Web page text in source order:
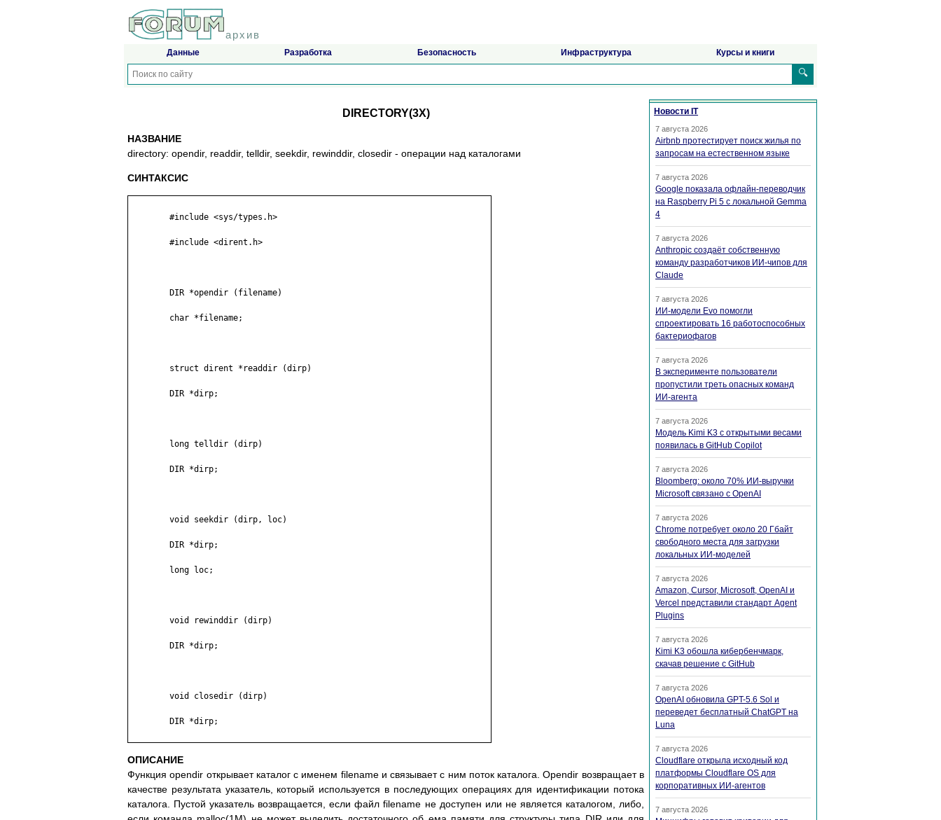
архив
Данные Разработка Безопасность Инфраструктура Курсы и книги
🔍
DIRECTORY(3X)
НАЗВАНИЕ
directory: opendir, readdir, telldir, seekdir, rewinddir, closedir - операции над каталогами
СИНТАКСИС
ОПИСАНИЕ
Функция opendir открывает каталог с именем filename и связывает с ним поток каталога. Opendir возвращает в
качестве результата указатель, который используется в последующих операциях для идентификации потока
каталога. Пустой указатель возвращается, если файл filename не доступен или не является каталогом, либо,
Новости IT
7 августа 2026
Airbnb протестирует поиск жилья по
запросам на естественном языке
7 августа 2026
Google показала офлайн-переводчик
на Raspberry Pi 5 с локальной Gemma
4
7 августа 2026
Anthropic создаёт собственную
команду разработчиков ИИ-чипов для
Claude
7 августа 2026
ИИ-модели Evo помогли
спроектировать 16 работоспособных
бактериофагов
7 августа 2026
В эксперименте пользователи
пропустили треть опасных команд
ИИ-агента
7 августа 2026
Модель Kimi K3 с открытыми весами
появилась в GitHub Copilot
7 августа 2026
Bloomberg: около 70% ИИ-выручки
Microsoft связано с OpenAI
7 августа 2026
Chrome потребует около 20 Гбайт
свободного места для загрузки
локальных ИИ-моделей
7 августа 2026
Amazon, Cursor, Microsoft, OpenAI и
Vercel представили стандарт Agent
Plugins
7 августа 2026
Kimi K3 обошла кибербенчмарк,
скачав решение с GitHub
7 августа 2026
OpenAI обновила GPT-5.6 Sol и
переведет бесплатный ChatGPT на
Luna
7 августа 2026
Cloudflare открыла исходный код
платформы Cloudflare OS для
корпоративных ИИ-агентов
7 августа 2026